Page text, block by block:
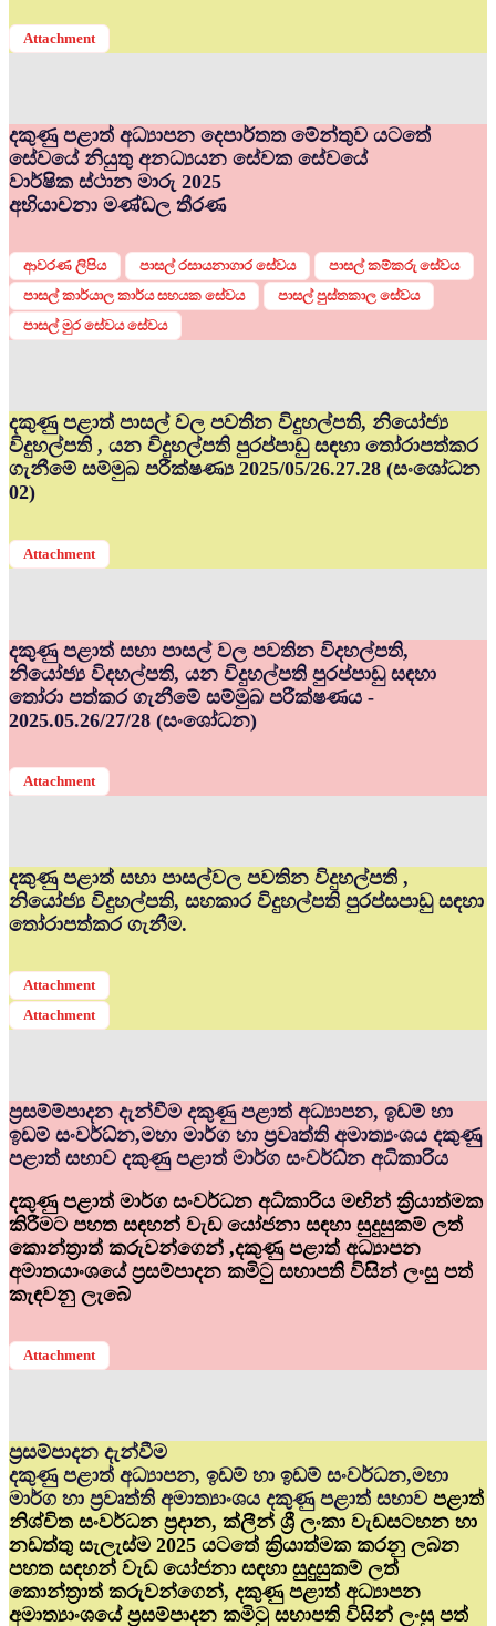
Attachment
දකුණු පළාත් අධ්‍යාපන දෙපාර්තත මේන්තුව යටතේ
සේවයේ නියුතු අනධ්‍යයන සේවක සේවයේ
වාර්ෂික ස්ථාන මාරු 2025
අභියාචනා මණ්ඩල තීරණ
ආවරණ ලිපිය පාසල් රසායනාගාර සේවය
පාසල් කම්කරු සේවය
පාසල් කාර්යාල කාර්ය සහයක සේවය
පාසල් පුස්තකාල සේවය
පාසල් මුර සේවය සේවය
දකුණු පළාත් පාසල් වල පවතින විදුහල්පති, නියෝජ්‍ය
විදුහල්පති , යන විදුහල්පති පුරප්පාඩු සඳහා තෝරාපත්කර
ගැනීමේ සම්මුඛ පරීක්ෂණ්‍ය 2025/05/26.27.28 (සංශෝධන
02)
Attachment
දකුණු පළාත් සභා පාසල් වල පවතින විදහල්පති,
නියෝජ්‍ය විදහල්පති, යන විදුහල්පති පුරප්පාඩු සඳහා
තෝරා පත්කර ගැනීමේ සම්මුඛ පරීක්ෂණය -
2025.05.26/27/28 (සංශෝධන)
Attachment
දකුණු පළාත් සභා පාසල්වල පවතින විදුහල්පති ,
නියෝජ්‍ය විදුහල්පති, සහකාර විදුහල්පති පුරප්සපාඩු සඳහා
තෝරාපත්කර ගැනීම.
Attachment
Attachment
ප්‍රසම්ම්පාදන දැන්වීම දකුණු පළාත් අධ්‍යාපන, ඉඩම් හා
ඉඩම් සංවර්ධ්‍න,මහා මාර්ග හා ප්‍රවෘත්ති අමාත්‍යංශය දකුණු
පළාත් සභාව දකුණු පළාත් මාර්ග සංවර්ධ්‍න අධිකාරිය
දකුණු පළාත් මාර්ග සංවර්ධන අධිකාරිය මඟින් ක්‍රියාත්මක
කිරීමට පහත සඳහන් වැඩ යෝජනා සඳහා සුදුසුකම් ලත්
කොන්ත්‍රාත් කරුවන්ගෙන් ,දකුණු පළාත් අධ්‍යාපන
අමාතයාංශයේ ප්‍රසම්පාදන කමිටු සභාපති විසින් ලංසු පත්
කැඳවනු ලැබේ
Attachment
ප්‍රසම්පාදන දැන්වීම
දකුණු පළාත් අධ්‍යාපන, ඉඩම් හා ඉඩම් සංවර්ධන,මහා
මාර්ග හා ප්‍රවෘත්ති අමාත්‍යාංශය දකුණු පළාත් සභාව පළාත්
නිශ්චිත සංවර්ධන ප්‍රදාන, ක්ලීන් ශ්‍රී ලංකා වැඩසටහන හා
නඩත්තු සැලැස්ම 2025 යටතේ ක්‍රියාත්මක කරනු ලබන
පහත සඳහන් වැඩ යෝජනා සඳහා සුදුසුකම් ලත්
කොන්ත්‍රාත් කරුවන්ගෙන්, දකුණු පළාත් අධ්‍යාපන
අමාත්‍යාංශයේ ප්‍රසම්පාදන කමිටු සභාපති විසින් ලංසු පත්